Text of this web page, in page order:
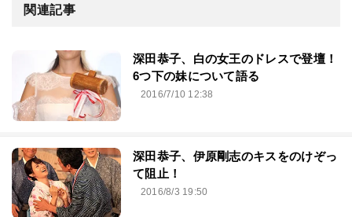
関連記事
深田恭子、白の女王のドレスで登壇！
6つ下の妹について語る
2016/7/10 12:38
深田恭子、伊原剛志のキスをのけぞっ
て阻止！
2016/8/3 19:50